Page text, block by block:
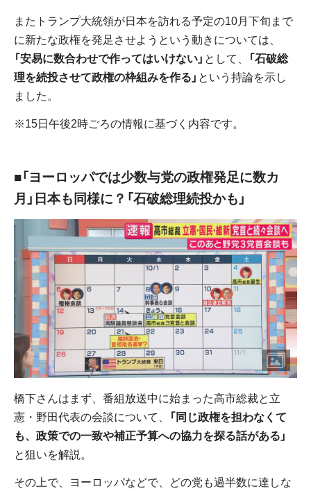
またトランプ大統領が日本を訪れる予定の10月下旬まで
に新たな政権を発足させようという動きについては、
「安易に数合わせで作ってはいけない」 として、
「石破総
理を続投させて政権の枠組みを作る」 という持論を示し
ました。
※15日午後2時ごろの情報に基づく内容です。
■「ヨーロッパでは少数与党の政権発足に数カ
月」日本も同様に？「石破総理続投かも」
橋下さんはまず、番組放送中に始まった高市総裁と立
憲・野田代表の会談について、
「同じ政権を担わなくて
も、政策での一致や補正予算への協力を探る話がある」
と狙いを解説。
その上で、ヨーロッパなどで、どの党も過半数に達しな